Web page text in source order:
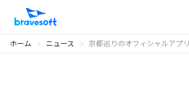
ホーム ニュース 京都巡りのオフィシャルアプリ「KyoのKyo -今日の京